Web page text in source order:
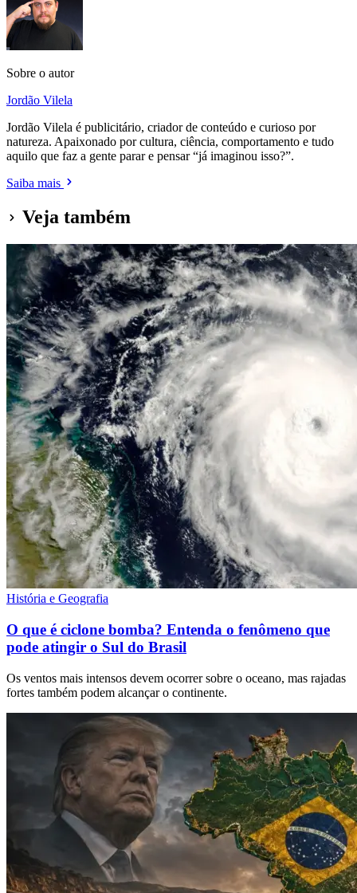
Sobre o autor
Jordão Vilela
Jordão Vilela é publicitário, criador de conteúdo e curioso por
natureza. Apaixonado por cultura, ciência, comportamento e tudo
aquilo que faz a gente parar e pensar “já imaginou isso?”.
Saiba mais
Veja também
História e Geografia
O que é ciclone bomba? Entenda o fenômeno que
pode atingir o Sul do Brasil
Os ventos mais intensos devem ocorrer sobre o oceano, mas rajadas
fortes também podem alcançar o continente.